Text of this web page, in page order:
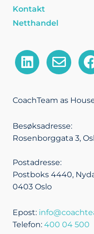
Kontakt
Netthandel
L
i
k
d
i
E
n
e
o
p
CoachTeam as
Besøksadresse:
Rosenborggata 3,
Postadresse:
Postboks 4440,
0403 Oslo
Epost:
Telefon: 400 04 500